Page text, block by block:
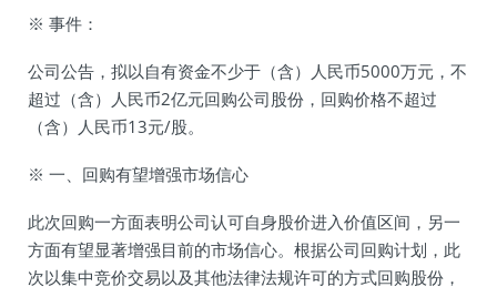
※ 事件：
公司公告，拟以自有资金不少于（含）人民币5000万元，不
超过（含）人民币2亿元回购公司股份，回购价格不超过
（含）人民币13元/股。
※ 一、回购有望增强市场信心
此次回购一方面表明公司认可自身股价进入价值区间，另一
方面有望显著增强目前的市场信心。根据公司回购计划，此
次以集中竞价交易以及其他法律法规许可的方式回购股份，